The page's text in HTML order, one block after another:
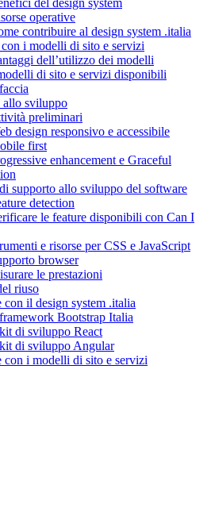
del design system
operative
contribuire al design system .italia
i modelli di sito e servizi
dell’utilizzo dei modelli
di sito e servizi disponibili
sviluppo
preliminari
design responsivo e accessibile
first
enhancement e Graceful
supporto allo sviluppo del software
detection
le feature disponibili con Can I
e risorse per CSS e JavaScript
browser
le prestazioni
riuso
il design system .italia
Bootstrap Italia
di sviluppo React
di sviluppo Angular
con i modelli di sito e servizi